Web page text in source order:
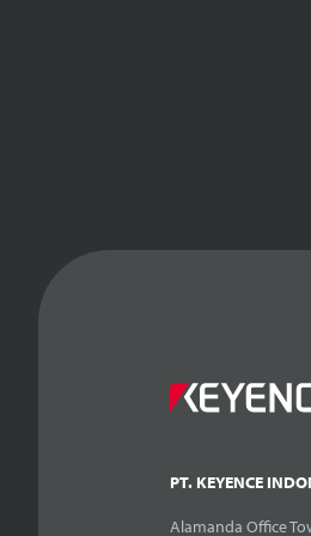
PT. KEYENCE
Alamanda Office